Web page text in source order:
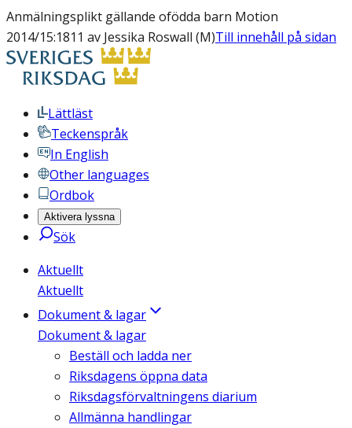
Anmälningsplikt gällande ofödda barn Motion
2014/15:1811 av Jessika Roswall (M)Till innehåll på sidan
Lättläst
Teckenspråk
In English
Other languages
Ordbok
Aktivera lyssna
Sök
Aktuellt
Aktuellt
Dokument & lagar
Dokument & lagar
Beställ och ladda ner
Riksdagens öppna data
Riksdagsförvaltningens diarium
Allmänna handlingar